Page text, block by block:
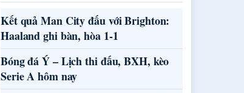
Kết quả Man City đấu với Brighton:
Haaland ghi bàn, hòa 1-1
Bóng đá Ý – Lịch thi đấu, BXH, kèo
Serie A hôm nay